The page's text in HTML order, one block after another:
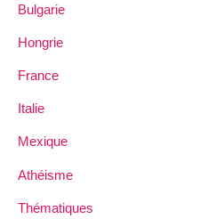
Bulgarie
Hongrie
France
Italie
Mexique
Athéisme
Thématiques